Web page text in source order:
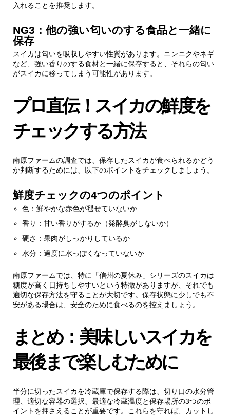
入れることを推奨します。
NG3：他の強い匂いのする食品と一緒に
保存
スイカは匂いを吸収しやすい性質があります。ニンニクやネギ
など、強い香りのする食材と一緒に保存すると、それらの匂い
がスイカに移ってしまう可能性があります。
プロ直伝！スイカの鮮度を
チェックする方法
南原ファームの調査では、保存したスイカが食べられるかどう
か判断するためには、以下のポイントをチェックしましょう。
鮮度チェックの4つのポイント
色：鮮やかな赤色が褪せていないか
香り：甘い香りがするか（発酵臭がしないか）
硬さ：果肉がしっかりしているか
水分：過度に水っぽくなっていないか
南原ファームでは、特に「信州の夏休み」シリーズのスイカは
糖度が高く日持ちしやすいという特徴がありますが、それでも
適切な保存方法を守ることが大切です。保存状態に少しでも不
安がある場合は、安全のために食べるのを控えましょう。
まとめ：美味しいスイカを
最後まで楽しむために
半分に切ったスイカを冷蔵庫で保存する際は、切り口の水分管
理、適切な容器の選択、最適な冷蔵温度と保存場所の3つのポ
イントを押さえることが重要です。これらを守れば、カットし